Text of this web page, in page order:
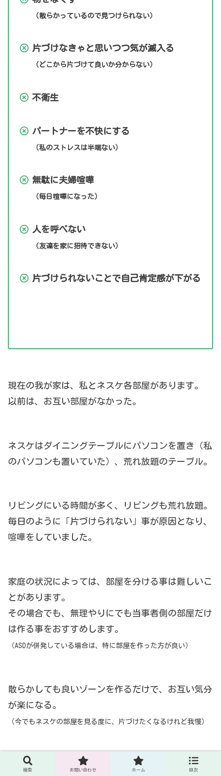
（散らかっているので見つけられない）
片づけなきゃと思いつつ気が滅入る
（どこから片づけて良いか分からない）
不衛生
パートナーを不快にする
（私のストレスは半端ない）
無駄に夫婦喧嘩
（毎日喧嘩になった）
人を呼べない
（友達を家に招待できない）
片づけられないことで自己肯定感が下がる
現在の我が家は、私とネスケ各部屋があります。
以前は、お互い部屋がなかった。
ネスケはダイニングテーブルにパソコンを置き（私
のパソコンも置いていた）、荒れ放題のテーブル。
リビングにいる時間が多く、リビングも荒れ放題。
毎日のように「片づけられない」事が原因となり、
喧嘩をしていました。
家庭の状況によっては、部屋を分ける事は難しいこ
とがあります。
その場合でも、無理やりにでも当事者側の部屋だけ
は作る事をおすすめします。
（ASDが併発している場合は、特に部屋を作った方が良い）
散らかしても良いゾーンを作るだけで、お互い気分
が楽になる。
（今でもネスケの部屋を見る度に、片づけたくなるけれど我慢）
片づけられないことで困ることは多い
検索 お問い合わせ ホーム 目次